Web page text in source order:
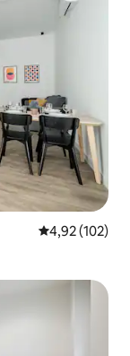
4,92 (102)